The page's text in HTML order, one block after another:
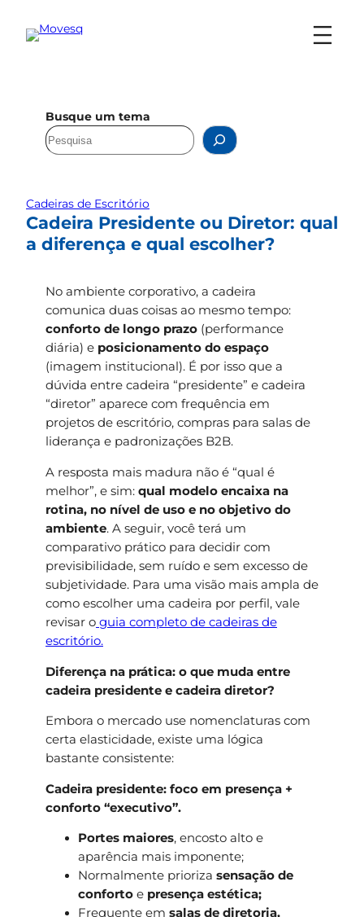
Busque um tema
Cadeiras de Escritório
Cadeira Presidente ou Diretor: qual
a diferença e qual escolher?
No ambiente corporativo, a cadeira
comunica duas coisas ao mesmo tempo:
conforto de longo prazo (performance
diária) e posicionamento do espaço
(imagem institucional). É por isso que a
dúvida entre cadeira “presidente” e cadeira
“diretor” aparece com frequência em
projetos de escritório, compras para salas de
liderança e padronizações B2B.
A resposta mais madura não é “qual é
melhor”, e sim: qual modelo encaixa na
rotina, no nível de uso e no objetivo do
ambiente. A seguir, você terá um
comparativo prático para decidir com
previsibilidade, sem ruído e sem excesso de
subjetividade. Para uma visão mais ampla de
como escolher uma cadeira por perfil, vale
revisar o guia completo de cadeiras de
escritório.
Diferença na prática: o que muda entre
cadeira presidente e cadeira diretor?
Embora o mercado use nomenclaturas com
certa elasticidade, existe uma lógica
bastante consistente:
Cadeira presidente: foco em presença +
conforto “executivo”.
Portes maiores, encosto alto e
aparência mais imponente;
Normalmente prioriza sensação de
conforto e presença estética;
Frequente em salas de diretoria,